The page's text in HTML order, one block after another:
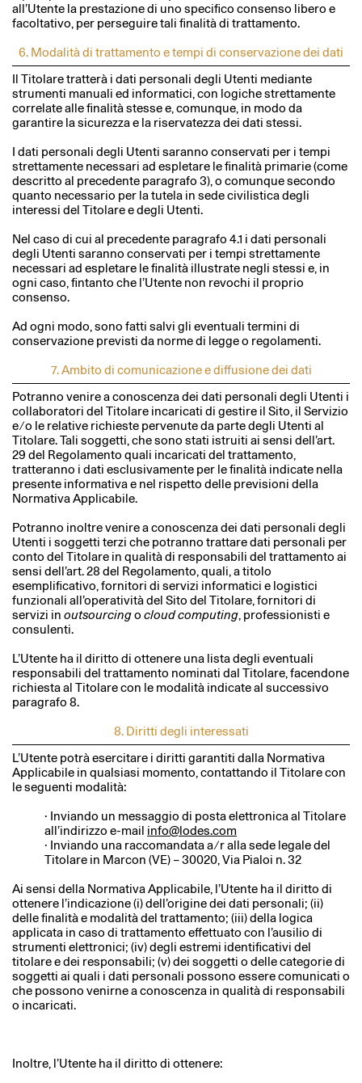
all’Utente la prestazione di uno specifico consenso libero e
facoltativo, per perseguire tali finalità di trattamento.
6. Modalità di trattamento e tempi di conservazione dei dati
Il Titolare tratterà i dati personali degli Utenti mediante
strumenti manuali ed informatici, con logiche strettamente
correlate alle finalità stesse e, comunque, in modo da
garantire la sicurezza e la riservatezza dei dati stessi.
I dati personali degli Utenti saranno conservati per i tempi
strettamente necessari ad espletare le finalità primarie (come
descritto al precedente paragrafo 3), o comunque secondo
quanto necessario per la tutela in sede civilistica degli
interessi del Titolare e degli Utenti.
Nel caso di cui al precedente paragrafo 4.1 i dati personali
degli Utenti saranno conservati per i tempi strettamente
necessari ad espletare le finalità illustrate negli stessi e, in
ogni caso, fintanto che l’Utente non revochi il proprio
consenso.
Ad ogni modo, sono fatti salvi gli eventuali termini di
conservazione previsti da norme di legge o regolamenti.
7. Ambito di comunicazione e diffusione dei dati
Potranno venire a conoscenza dei dati personali degli Utenti i
collaboratori del Titolare incaricati di gestire il Sito, il Servizio
e ⁄ o le relative richieste pervenute da parte degli Utenti al
Titolare. Tali soggetti, che sono stati istruiti ai sensi dell’art.
29 del Regolamento quali incaricati del trattamento,
tratteranno i dati esclusivamente per le finalità indicate nella
presente informativa e nel rispetto delle previsioni della
Normativa Applicabile.
Potranno inoltre venire a conoscenza dei dati personali degli
Utenti i soggetti terzi che potranno trattare dati personali per
conto del Titolare in qualità di responsabili del trattamento ai
sensi dell’art. 28 del Regolamento, quali, a titolo
esemplificativo, fornitori di servizi informatici e logistici
funzionali all’operatività del Sito del Titolare, fornitori di
servizi inoutsourcingocloud computing, professionisti e
consulenti.
L’Utente ha il diritto di ottenere una lista degli eventuali
responsabili del trattamento nominati dal Titolare, facendone
richiesta al Titolare con le modalità indicate al successivo
paragrafo 8.
8. Diritti degli interessati
L’Utente potrà esercitare i diritti garantiti dalla Normativa
Applicabile in qualsiasi momento, contattando il Titolare con
le seguenti modalità:
· Inviando un messaggio di posta elettronica al Titolare
all’indirizzo e-mail info@lodes.com
· Inviando una raccomandata a ⁄ r alla sede legale del
Titolare in Marcon (VE) – 30020, Via Pialoi n. 32
Ai sensi della Normativa Applicabile, l’Utente ha il diritto di
ottenere l’indicazione (i) dell’origine dei dati personali; (ii)
delle finalità e modalità del trattamento; (iii) della logica
applicata in caso di trattamento effettuato con l’ausilio di
strumenti elettronici; (iv) degli estremi identificativi del
titolare e dei responsabili; (v) dei soggetti o delle categorie di
soggetti ai quali i dati personali possono essere comunicati o
che possono venirne a conoscenza in qualità di responsabili
o incaricati.
Inoltre, l’Utente ha il diritto di ottenere: